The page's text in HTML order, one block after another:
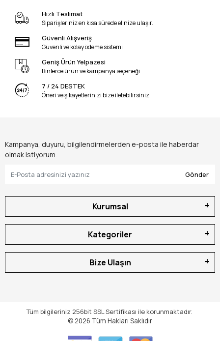
Hızlı Teslimat
Siparişleriniz en kısa sürede elinize ulaşır.
Güvenli Alışveriş
Güvenli ve kolay ödeme sistemi
Geniş Ürün Yelpazesi
Binlerce ürün ve kampanya seçeneği
7 / 24 DESTEK
Öneri ve şikayetlerinizi bize iletebilirsiniz.
Kampanya, duyuru, bilgilendirmelerden e-posta ile haberdar
olmak istiyorum.
Gönder
Kurumsal
Kategoriler
Bize Ulaşın
Tüm bilgileriniz 256bit SSL Sertifikası ile korunmaktadır.
© 2026 Tüm Hakları Saklıdır